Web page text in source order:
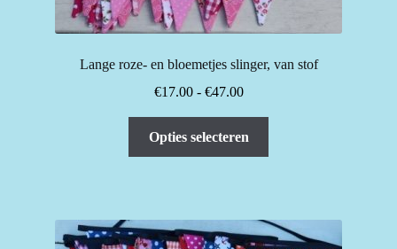
Lange roze- en bloemetjes slinger, van stof
€17.00 - €47.00Prijsklasse:
tot
€47.00
Opties selecteren
Deze